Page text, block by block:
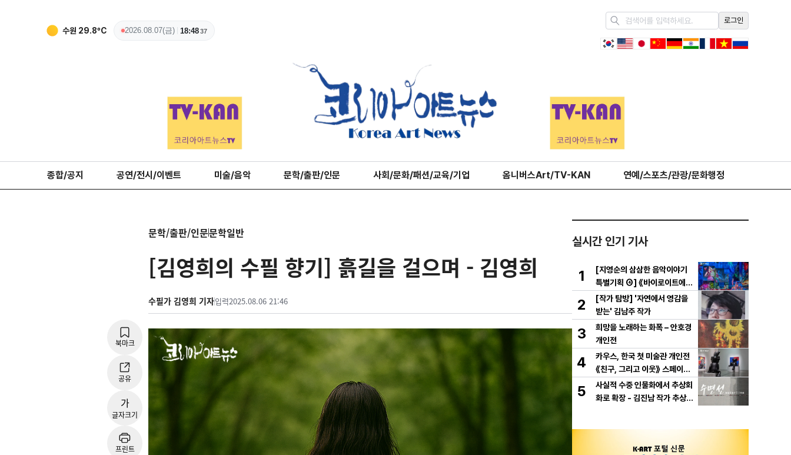
수원 29.8ºC 2026.08.07(금) 18:4838
로그인
종합/공지 공연/전시/이벤트 미술/음악 문학/출판/인문 사회/문화/패션/교육/기업 옴니버스Art/TV-KAN 연예/스포츠/관광/문화행정
문학/출판/인문문학일반
[김영희의 수필 향기] 흙길을 걸으며 - 김영희
수필가 김영희 기자입력2025.08.06 21:46
북마크
공유
가
글자크기
프린트
실시간 인기 기사
1
[지영순의 삼삼한 음악이야기
특별기획 ④] 《바이로이트에서
만난 바그너》
2
[작가 탐방] '자연에서 영감을
받는' 김남주 작가
3
희망을 노래하는 화폭 – 안호경
개인전
4
카우스, 한국 첫 미술관 개인전
《친구, 그리고 이웃》 스페이스
K 서울에서 개최
5
사실적 수중 인물화에서 추상회
화로 확장 - 김진남 작가 추상